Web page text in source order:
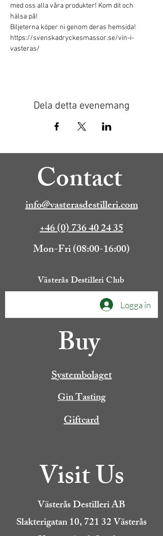
med oss alla våra produkter! Kom dit och
hälsa på!
Biljeterna köper ni genom deras hemsida!
https://svenskadryckesmassor.se/vin-i-
vasteras/
Dela detta evenemang
Contact
info@vasterasdestilleri.com
+46 (0) 736 40 24 35
Mon-Fri (08:00-16:00)
Västerås Destilleri Club
Logga in
Buy
Systembolaget
Gin Tasting
Giftcard
Visit Us
Västerås Destilleri AB
Slakterigatan 10, 721 32 Västerås